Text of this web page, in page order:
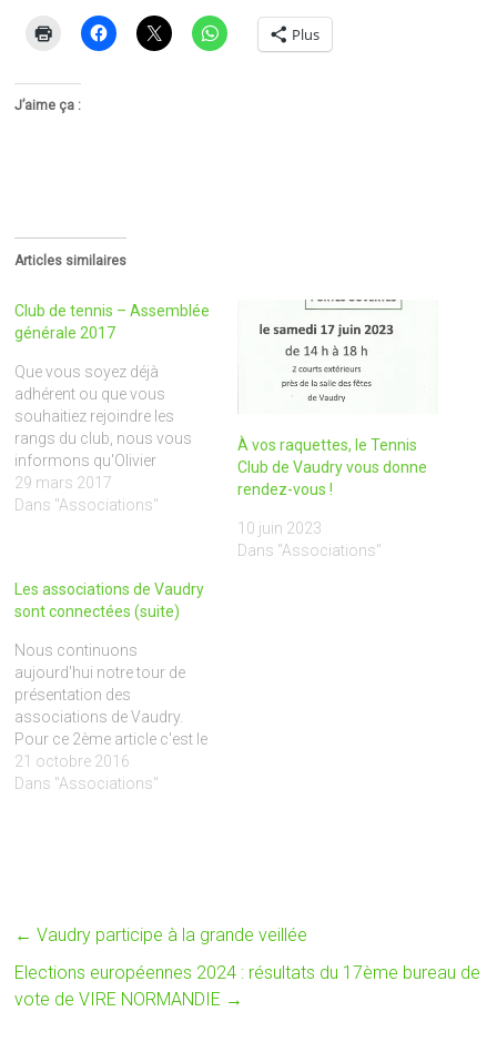
Plus
J’aime ça :
Articles similaires
Club de tennis – Assemblée
générale 2017
Que vous soyez déjà
adhérent ou que vous
souhaitiez rejoindre les
rangs du club, nous vous
informons qu'Olivier
LEDANOIS, le président, vous
invite à l'assemblée générale.
29 mars 2017
Dans "Associations"
À vos raquettes, le Tennis
Club de Vaudry vous donne
rendez-vous !
10 juin 2023
Dans "Associations"
Les associations de Vaudry
sont connectées (suite)
Nous continuons
aujourd'hui notre tour de
présentation des
associations de Vaudry.
Pour ce 2ème article c'est le
Club de Tennis de Vaudry
que vous pouvez découvrir,
21 octobre 2016
Dans "Associations"
← Vaudry participe à la grande veillée
Elections européennes 2024 : résultats du 17ème bureau de
vote de VIRE NORMANDIE →